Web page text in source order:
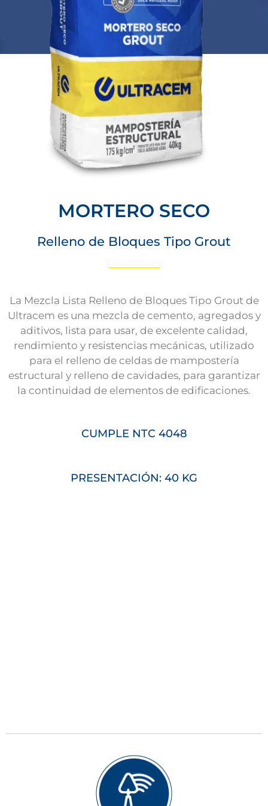
MORTERO SECO
Relleno de Bloques Tipo Grout
La Mezcla Lista Relleno de Bloques Tipo Grout de
Ultracem es una mezcla de cemento, agregados y
aditivos, lista para usar, de excelente calidad,
rendimiento y resistencias mecánicas, utilizado
para el relleno de celdas de mampostería
estructural y relleno de cavidades, para garantizar
la continuidad de elementos de edificaciones.
CUMPLE NTC 4048
PRESENTACIÓN: 40 KG